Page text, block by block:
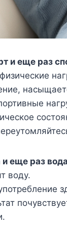
и еще раз
и еще раз
воду.